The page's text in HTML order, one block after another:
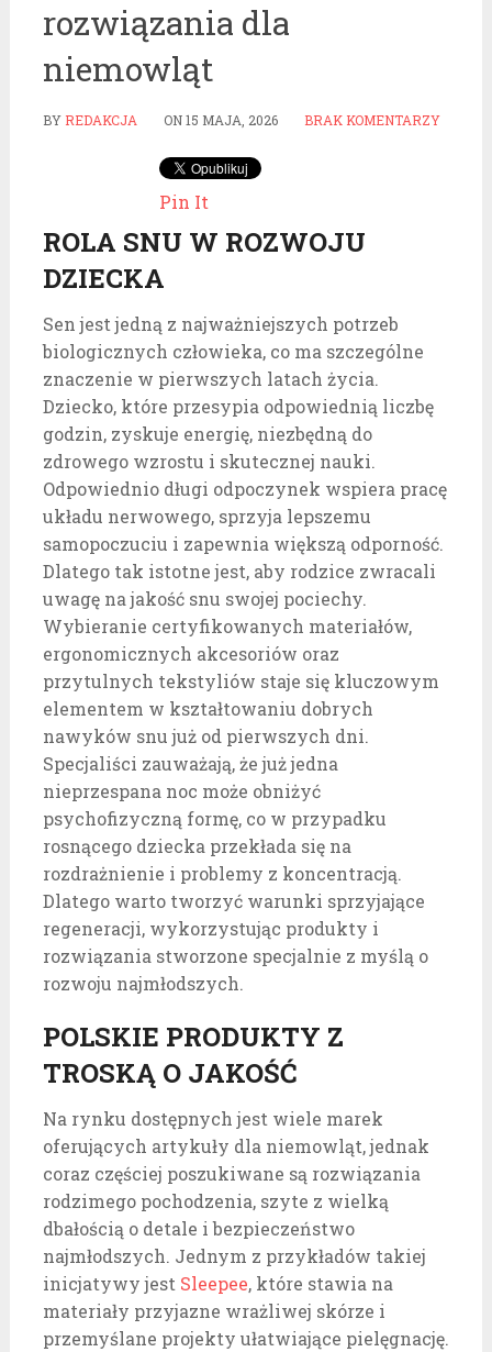
rozwiązania dla
niemowląt
BY REDAKCJA ON15 MAJA, 2026 BRAK KOMENTARZY
Pin It
ROLA SNU W ROZWOJU
DZIECKA
Sen jest jedną z najważniejszych potrzeb
biologicznych człowieka, co ma szczególne
znaczenie w pierwszych latach życia.
Dziecko, które przesypia odpowiednią liczbę
godzin, zyskuje energię, niezbędną do
zdrowego wzrostu i skutecznej nauki.
Odpowiednio długi odpoczynek wspiera pracę
układu nerwowego, sprzyja lepszemu
samopoczuciu i zapewnia większą odporność.
Dlatego tak istotne jest, aby rodzice zwracali
uwagę na jakość snu swojej pociechy.
Wybieranie certyfikowanych materiałów,
ergonomicznych akcesoriów oraz
przytulnych tekstyliów staje się kluczowym
elementem w kształtowaniu dobrych
nawyków snu już od pierwszych dni.
Specjaliści zauważają, że już jedna
nieprzespana noc może obniżyć
psychofizyczną formę, co w przypadku
rosnącego dziecka przekłada się na
rozdrażnienie i problemy z koncentracją.
Dlatego warto tworzyć warunki sprzyjające
regeneracji, wykorzystując produkty i
rozwiązania stworzone specjalnie z myślą o
rozwoju najmłodszych.
POLSKIE PRODUKTY Z
TROSKĄ O JAKOŚĆ
Na rynku dostępnych jest wiele marek
oferujących artykuły dla niemowląt, jednak
coraz częściej poszukiwane są rozwiązania
rodzimego pochodzenia, szyte z wielką
dbałością o detale i bezpieczeństwo
najmłodszych. Jednym z przykładów takiej
inicjatywy jest Sleepee, które stawia na
materiały przyjazne wrażliwej skórze i
przemyślane projekty ułatwiające pielęgnację.